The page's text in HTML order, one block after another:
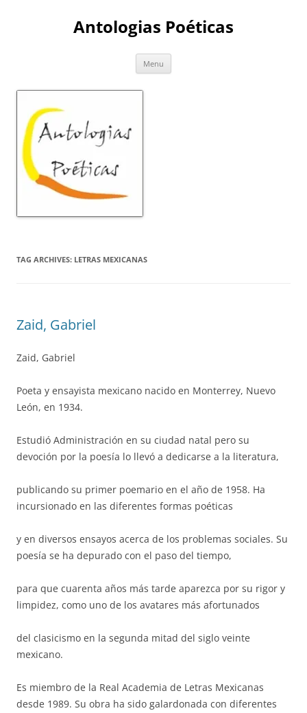
Antologias Poéticas
Menu
TAG ARCHIVES: LETRAS MEXICANAS
Zaid, Gabriel
Zaid, Gabriel
Poeta y ensayista mexicano nacido en Monterrey, Nuevo
León, en 1934.
Estudió Administración en su ciudad natal pero su
devoción por la poesía lo llevó a dedicarse a la literatura,
publicando su primer poemario en el año de 1958. Ha
incursionado en las diferentes formas poéticas
y en diversos ensayos acerca de los problemas sociales. Su
poesía se ha depurado con el paso del tiempo,
para que cuarenta años más tarde aparezca por su rigor y
limpidez, como uno de los avatares más afortunados
del clasicismo en la segunda mitad del siglo veinte
mexicano.
Es miembro de la Real Academia de Letras Mexicanas
desde 1989. Su obra ha sido galardonada con diferentes